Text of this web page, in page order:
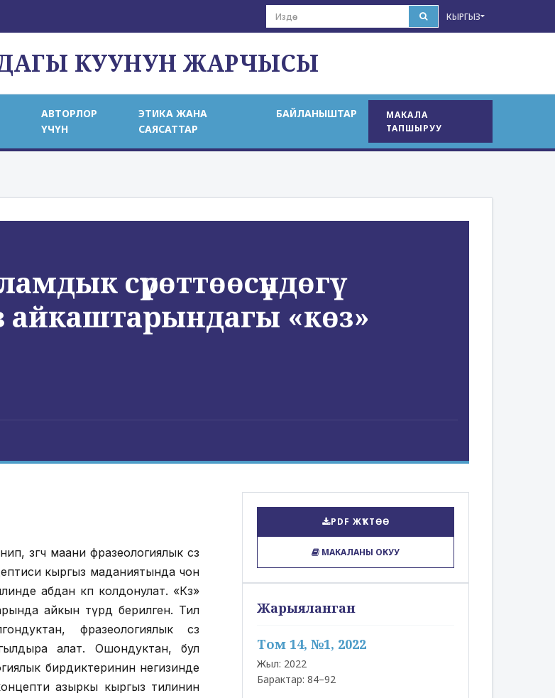
КЫРГЫЗ
КУУНУН ЖАРЧЫСЫ
АВТОРЛОР
ҮЧҮН
ЭТИКА ЖАНА
САЯСАТТАР
БАЙЛАНЫШТАР
МАКАЛА
ТАПШЫРУУ
сүрөттөөсүндөгү
айкаштарындагы «көз»
өзгөчө маани фразеологиялык сөз
кыргыз маданиятында чон
абдан көп колдонулат. «Көз»
айкын түрдө берилген. Тил
фразеологиялык сөз
алат. Ошондуктан, бул
бирдиктеринин негизинде
азыркы кыргыз тилинин
PDF ЖҮКТӨӨ
МАКАЛАНЫ ОКУУ
Жарыяланган
Том 14, №1, 2022
Жыл: 2022
Барактар: 84–92